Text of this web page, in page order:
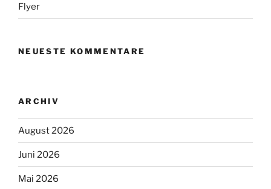
Flyer
NEUESTE KOMMENTARE
ARCHIV
August 2026
Juni 2026
Mai 2026